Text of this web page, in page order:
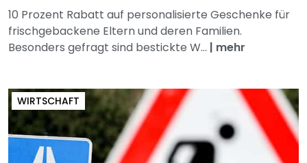
10 Prozent Rabatt auf personalisierte Geschenke für
frischgebackene Eltern und deren Familien.
Besonders gefragt sind bestickte W... | mehr
WIRTSCHAFT